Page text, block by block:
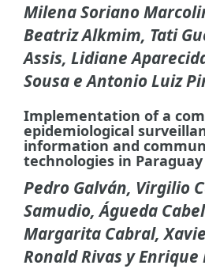
Milena Soriano
Beatriz Alkmim, Tati
Assis, Lidiane
Sousa e Antonio Luiz
Implementation of a
epidemiological
information and
technologies in Paraguay
Pedro Galván, Virgilio
Samudio, Águeda
Margarita Cabral,
Ronald Rivas y